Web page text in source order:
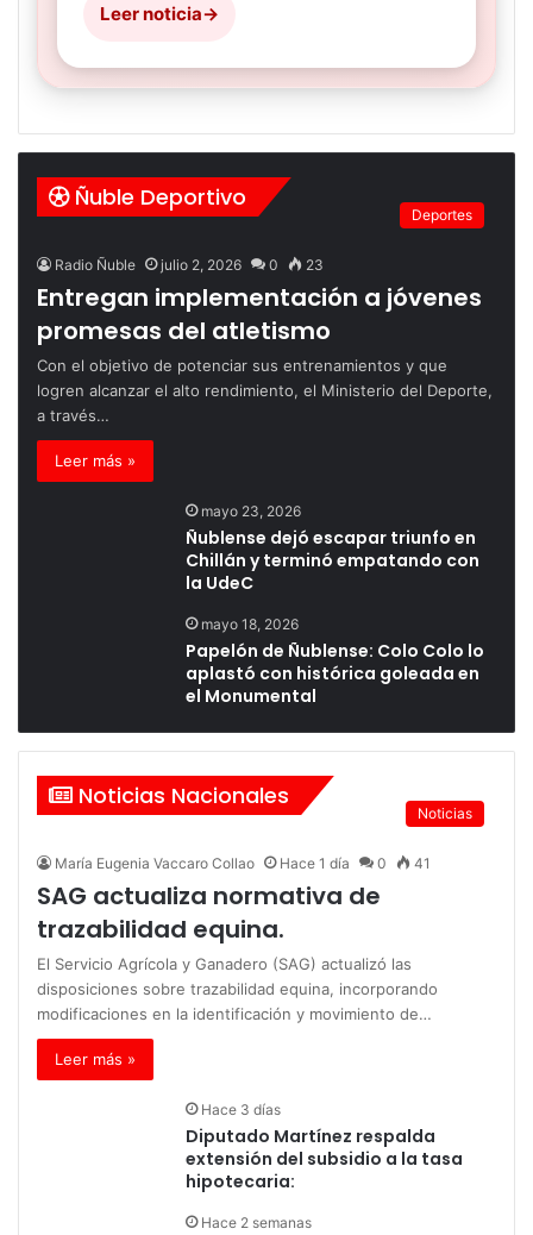
Leer noticia→
Ñuble Deportivo
Deportes
Radio Ñuble julio 2, 2026 0 23
Entregan implementación a jóvenes
promesas del atletismo
Con el objetivo de potenciar sus entrenamientos y que
logren alcanzar el alto rendimiento, el Ministerio del Deporte,
a través…
Leer más »
mayo 23, 2026
Ñublense dejó escapar triunfo en
Chillán y terminó empatando con
la UdeC
mayo 18, 2026
Papelón de Ñublense: Colo Colo lo
aplastó con histórica goleada en
el Monumental
Noticias Nacionales
Noticias
María Eugenia Vaccaro Collao Hace 1 día 0 41
SAG actualiza normativa de
trazabilidad equina.
El Servicio Agrícola y Ganadero (SAG) actualizó las
disposiciones sobre trazabilidad equina, incorporando
modificaciones en la identificación y movimiento de…
Leer más »
Hace 3 días
Diputado Martínez respalda
extensión del subsidio a la tasa
hipotecaria:
Hace 2 semanas